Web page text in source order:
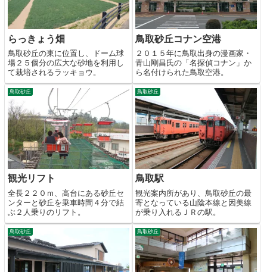
らっきょう畑
鳥取砂丘の東に位置し、ドーム球
場２５個分の広大な砂地を利用し
て栽培されるラッキョウ。
鳥取砂丘コナン空港
２０１５年に鳥取出身の漫画家・
青山剛昌氏の「名探偵コナン」か
ら名付けられた鳥取空港。
鳥取砂丘
観光リフト
全長２２０ｍ、高台にある砂丘セ
ンターと砂丘を乗車時間４分で結
ぶ２人乗りのリフト。
鳥取砂丘
鳥取駅
観光案内所があり、鳥取砂丘の最
寄となっている山陰本線と因美線
が乗り入れるＪＲの駅。
鳥取砂丘 鳥取砂丘